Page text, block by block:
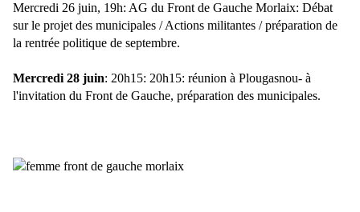
Mercredi 26 juin, 19h: AG du Front de Gauche Morlaix: Débat
sur le projet des municipales / Actions militantes / préparation de
la rentrée politique de septembre.
Mercredi 28 juin: 20h15: 20h15: réunion à Plougasnou- à
l'invitation du Front de Gauche, préparation des municipales.